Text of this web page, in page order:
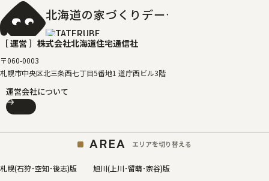
北海道の家づくりデータベース
［ 運営 ］ 株式会社北海道住宅通信社
〒060-0003
札幌市中央区北三条西七丁目5番地1 道庁西ビル3階
運営会社について
AREA エリアを切り替える
札幌(石狩･空知･後志)版
旭川(上川･留萌･宗谷)版